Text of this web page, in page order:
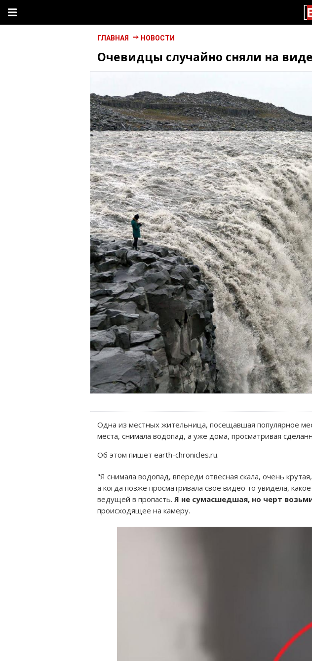
ГЛАВНАЯ НОВОСТИ
Очевидцы случайно сняли на
Одна из местных жительница, посещавшая популярное
места, снимала водопад, а уже дома, просматривая
Об этом пишет earth-chronicles.ru.
"Я снимала водопад, впереди отвесная скала, очень
а когда позже просматривала свое видео то увидела,
ведущей в пропасть. Я не сумасшедшая, но черт
происходящее на камеру.